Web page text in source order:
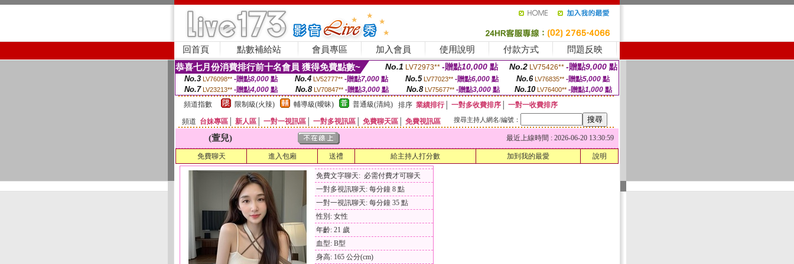
回首頁 點數補給站 會員專區 加入會員 使用說明 付款方式 問題反映
恭喜七月份消費排行前十名會員 獲得免費點數~ No.1 LV72973** -贈點10,000 點 No.2 LV75426** -贈點9,000 點
No.3 LV76098** -贈點8,000點 No.4 LV52777** -贈點7,000點 No.5 LV77023** -贈點6,000點 No.6 LV76835** -贈點5,000點
No.7 LV23213** -贈點4,000 點 No.8 LV70847** -贈點3,000 點 No.8 LV75677** -贈點3,000點 No.10 LV76400** -贈點1,000 點
頻道指數
限制級(火辣) 輔導級(曖昧) 普通級(清純) 排序 業績排行│ 一對多收費排序
一對一收費排序
頻道 台妹專區 新人區 一對一視訊區 一對多視訊區 免費聊天區 免費視訊區 搜尋主持人網名/編號：
(萱兒) 最近上線時間 : 2026-06-20 13:30:59
免費聊天 進入包廂 送禮 給主持人打分數 加到我的最愛 說明
免費文字聊天: 必需付費才可聊天
一對多視訊聊天: 每分鐘 8 點
一對一視訊聊天: 每分鐘 35 點
性別: 女性
年齡: 21 歲
血型: B型
身高: 165 公分(cm)